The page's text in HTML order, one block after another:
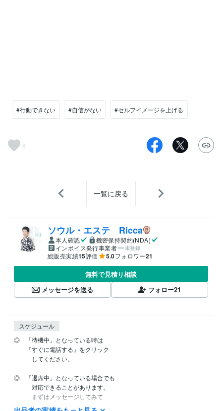
#行動できない #自信がない #セルフイメージを上げる
8
一覧に戻る
ソウル・エステ Ricca
本人確認
機密保持契約(NDA)
インボイス発行事業者
未登録
総販売実績15評価 5.0フォロワー21
無料で見積り相談
メッセージを送る
フォロー21
スケジュール
◎　「待機中」となっている時は
『すぐに電話する』をクリック
してください。
◎　「退席中」となっている場合でも
対応できることがあります。
まずはメッセージしてみて
ください。